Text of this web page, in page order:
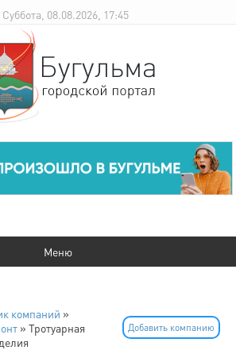
Суббота, 08.08.2026, 17:45
компаний »
» Тротуарная
Добавить компанию